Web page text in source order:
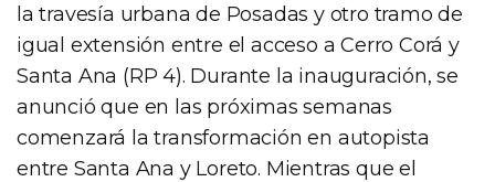
la travesía urbana de Posadas y otro tramo de
igual extensión entre el acceso a Cerro Corá y
Santa Ana (RP 4). Durante la inauguración, se
anunció que en las próximas semanas
comenzará la transformación en autopista
entre Santa Ana y Loreto. Mientras que el